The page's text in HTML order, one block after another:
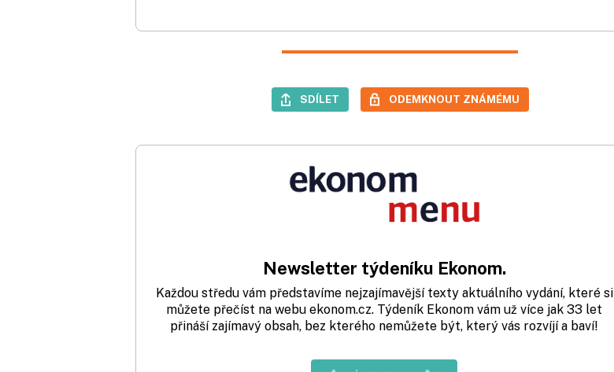
SDÍLET ODEMKNOUT ZNÁMÉMU
Newsletter týdeníku Ekonom.
Každou středu vám představíme nejzajímavější texty aktuálního vydání, které si
můžete přečíst na webu ekonom.cz. Týdeník Ekonom vám už více jak 33 let
přináší zajímavý obsah, bez kterého nemůžete být, který vás rozvíjí a baví!